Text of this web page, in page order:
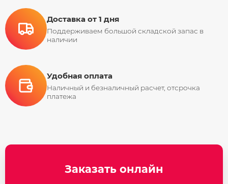
Доставка от 1 дня
Поддерживаем большой складской запас в
наличии
Удобная оплата
Наличный и безналичный расчет, отсрочка
платежа
Заказать онлайн